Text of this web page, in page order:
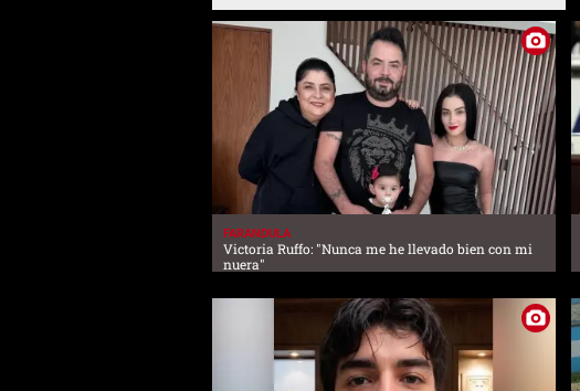
FARANDULA
Victoria Ruffo: "Nunca me he llevado bien con mi
nuera"